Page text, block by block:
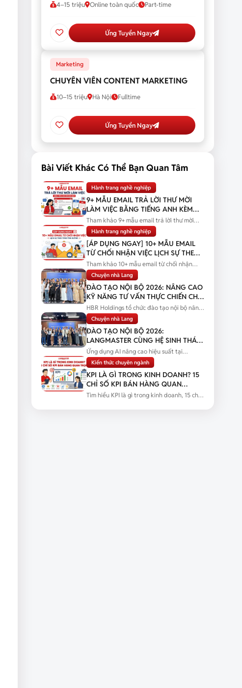
4–15 triệu Online toàn quốc Part-time
Ứng Tuyển Ngay
Marketing
CHUYÊN VIÊN CONTENT MARKETING
10–15 triệu Hà Nội Fulltime
Ứng Tuyển Ngay
Bài Viết Khác Có Thể Bạn Quan Tâm
Hành trang nghề nghiệp
9+ MẪU EMAIL TRẢ LỜI THƯ MỜI
LÀM VIỆC BẰNG TIẾNG ANH KÈM
BẢN DỊCH
Tham khảo 9+ mẫu email trả lời thư mời
làm việc bằng tiếng Anh kèm bản...
Hành trang nghề nghiệp
[ÁP DỤNG NGAY] 10+ MẪU EMAIL
TỪ CHỐI NHẬN VIỆC LỊCH SỰ THEO
TỪNG TÌNH HUỐNG
Tham khảo 10+ mẫu email từ chối nhận
việc lịch sự theo từng tình huống...
Chuyện nhà Lang
ĐÀO TẠO NỘI BỘ 2026: NÂNG CAO
KỸ NĂNG TƯ VẤN THỰC CHIẾN CHO
ĐỘI NGŨ SALES
HBR Holdings tổ chức đào tạo nội bộ nâng
cao kỹ năng tư vấn thực chiến...
Chuyện nhà Lang
ĐÀO TẠO NỘI BỘ 2026:
LANGMASTER CÙNG HỆ SINH THÁI
HBR HOLDINGS NÂNG CAO NĂNG
LỰC ỨNG DỤNG AI
Ứng dụng AI nâng cao hiệu suất tại
Langmaster qua chương trình đào tạo...
Kiến thức chuyên ngành
KPI LÀ GÌ TRONG KINH DOANH? 15
CHỈ SỐ KPI BÁN HÀNG QUAN
TRỌNG
Tìm hiểu KPI là gì trong kinh doanh, 15 chỉ